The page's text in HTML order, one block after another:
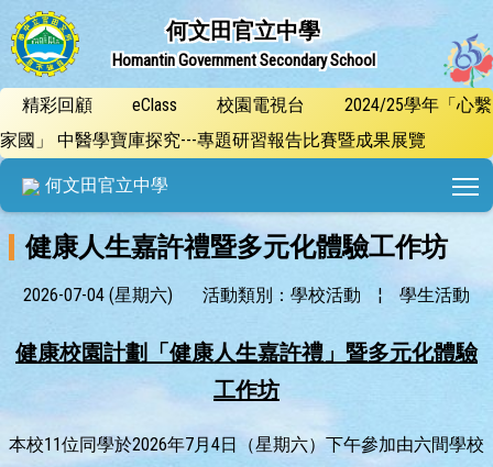
何文田官立中學
Homantin Government Secondary School
精彩回顧 eClass 校園電視台
2024/25學年「心繫
家國」 中醫學寶庫探究---專題研習報告比賽暨成果展覽
何文田官立中學
健康人生嘉許禮暨多元化體驗工作坊
2026-07-04 (星期六) 活動類別：學校活動 ¦ 學生活動
健康校園計劃 「健康人生嘉許禮」 暨多元化體驗
工作坊
本校11位同學於2026年7月4日（星期六）下午參加由六間學校